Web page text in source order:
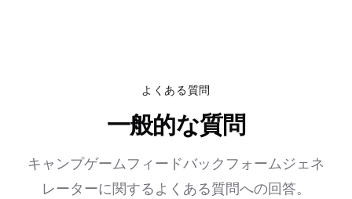
よくある質問
一般的な質問
キャンプゲームフィードバックフォームジェネ
レーターに関するよくある質問への回答。